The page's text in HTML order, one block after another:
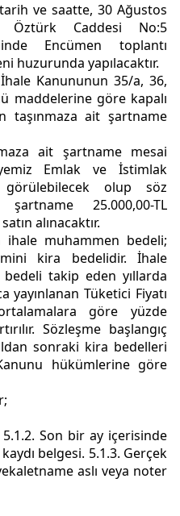
ve saatte, 30 Ağustos
Öztürk Caddesi No:5
Encümen toplantı
huzurunda yapılacaktır.
Kanununun 35/a, 36,
maddelerine göre kapalı
ait şartname
ait şartname mesai
Emlak ve İstimlak
olup söz
25.000,00-TL
alınacaktır.
ihale muhammen bedeli;
kira bedelidir. İhale
takip eden yıllarda
Tüketici Fiyatı
göre yüzde
Sözleşme başlangıç
sonraki kira bedelleri
hükümlerine göre
5.1.2. Son bir ay içerisinde
belgesi. 5.1.3. Gerçek
aslı veya noter